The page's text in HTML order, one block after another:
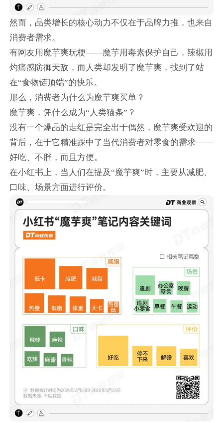
然而，品类增长的核心动力不仅在于品牌力推，也来自
消费者需求。
有网友用魔芋爽玩梗——魔芋用毒素保护自己，辣椒用
灼痛感防御天敌，而人类却发明了魔芋爽，找到了站
在“食物链顶端”的快乐。
那么，消费者为什么为魔芋爽买单？
魔芋爽，凭什么成为“人类猫条”？
没有一个爆品的走红是完全出于偶然，魔芋爽受欢迎的
背后，在于它精准踩中了当代消费者对零食的需求——
好吃、不胖，而且方便。
在小红书上，当人们在提及“魔芋爽”时，主要从减肥、
口味、场景方面进行评价。